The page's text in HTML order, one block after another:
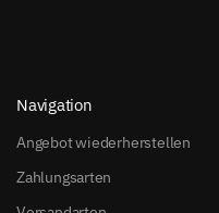
Navigation
Angebot wiederherstellen
Zahlungsarten